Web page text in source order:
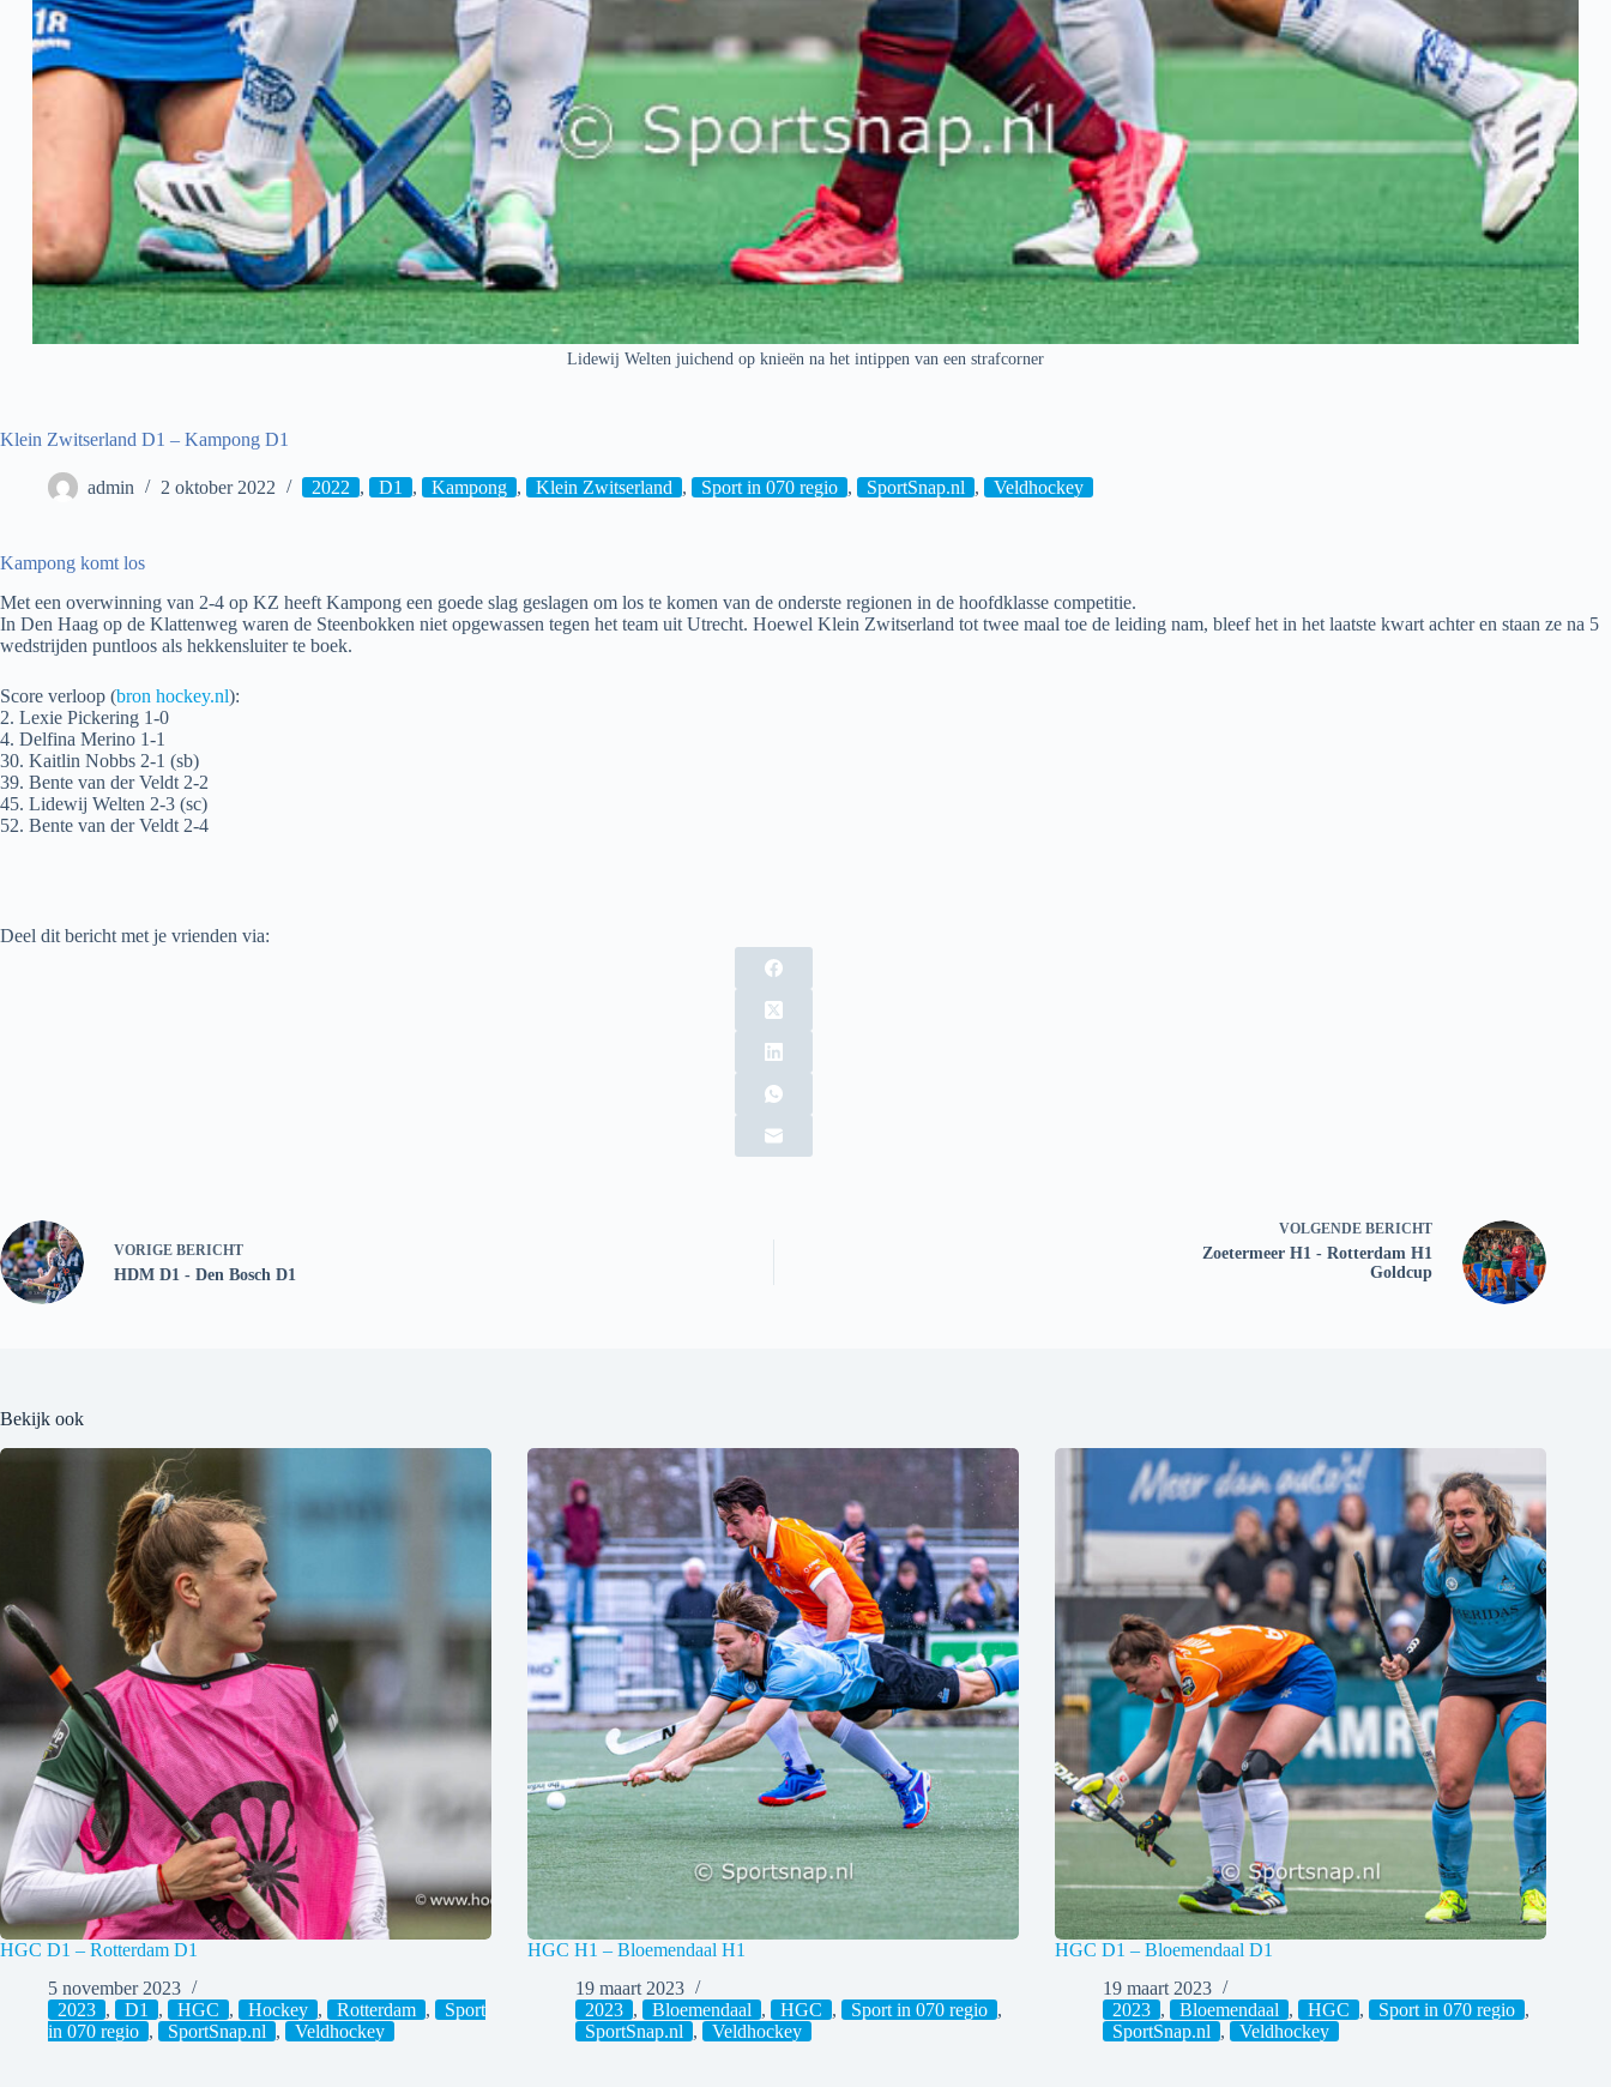
Lidewij Welten juichend op knieën na het intippen van een strafcorner
Klein Zwitserland D1 – Kampong D1
admin 2 oktober 2022 2022 , D1 , Kampong , Klein Zwitserland , Sport in 070 regio , SportSnap.nl , Veldhockey
Kampong komt los
Met een overwinning van 2-4 op KZ heeft Kampong een goede slag geslagen om los te komen van de onderste regionen in de hoofdklasse competitie.
In Den Haag op de Klattenweg waren de Steenbokken niet opgewassen tegen het team uit Utrecht. Hoewel Klein Zwitserland tot twee maal toe de leiding nam, bleef het in het laatste kwart achter en staan ze na 5
wedstrijden puntloos als hekkensluiter te boek.
Score verloop (bron hockey.nl):
2. Lexie Pickering 1-0
4. Delfina Merino 1-1
30. Kaitlin Nobbs 2-1 (sb)
39. Bente van der Veldt 2-2
45. Lidewij Welten 2-3 (sc)
52. Bente van der Veldt 2-4
Deel dit bericht met je vrienden via:
VORIGE BERICHT
HDM D1 - Den Bosch D1
VOLGENDE BERICHT
Zoetermeer H1 - Rotterdam H1
Goldcup
Bekijk ook
HGC D1 – Rotterdam D1
5 november 2023
2023 , D1 , HGC , Hockey , Rotterdam ,
Sport
in 070 regio , SportSnap.nl , Veldhockey
HGC H1 – Bloemendaal H1
19 maart 2023
2023 , Bloemendaal , HGC , Sport in 070 regio ,
SportSnap.nl , Veldhockey
HGC D1 – Bloemendaal D1
19 maart 2023
2023 , Bloemendaal , HGC , Sport in 070 regio ,
SportSnap.nl , Veldhockey